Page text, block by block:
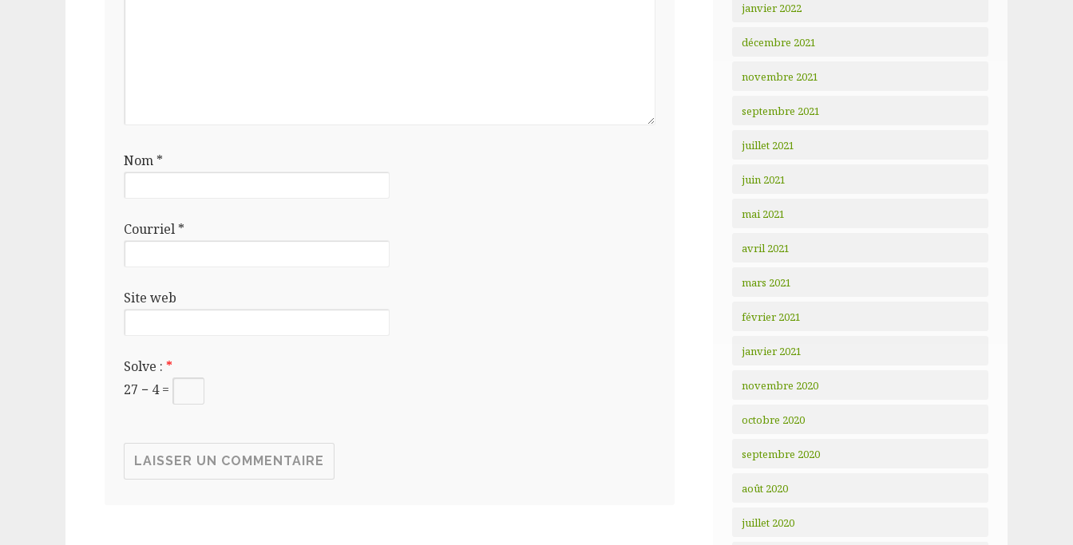
Nom *
Courriel *
Site web
Solve : *
27 − 4 =
janvier 2022
décembre 2021
novembre 2021
septembre 2021
juillet 2021
juin 2021
mai 2021
avril 2021
mars 2021
février 2021
janvier 2021
novembre 2020
octobre 2020
septembre 2020
août 2020
juillet 2020